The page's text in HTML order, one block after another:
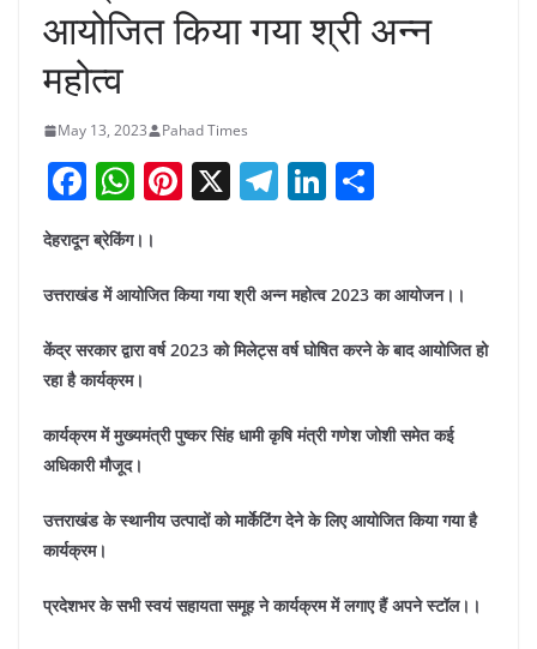
आयोजित किया गया श्री अन्न
महोत्व
May 13, 2023 Pahad Times
F
a
c
e
b
o
k
W
at
s
A
p
Pi
e
st
X T
gr
a
m
Li
e
dI
n
e
देहरादून ब्रेकिंग।।
उत्तराखंड में आयोजित किया गया श्री अन्न महोत्व 2023 का आयोजन।।
केंद्र सरकार द्वारा वर्ष 2023 को मिलेट्स वर्ष घोषित करने के बाद आयोजित हो
रहा है कार्यक्रम।
कार्यक्रम में मुख्यमंत्री पुष्कर सिंह धामी कृषि मंत्री गणेश जोशी समेत कई
अधिकारी मौजूद।
उत्तराखंड के स्थानीय उत्पादों को मार्केटिंग देने के लिए आयोजित किया गया है
कार्यक्रम।
प्रदेशभर के सभी स्वयं सहायता समूह ने कार्यक्रम में लगाए हैं अपने स्टॉल।।